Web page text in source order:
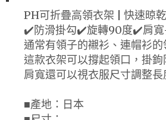
PH可折疊高領衣架 | 快速晾乾
✔️防滑掛勾✔️旋轉90度✔️肩寬
通常有領子的襯衫、連帽衫
這款衣架可以撐起領口，掛
肩寬還可以視衣服尺寸調整長
■產地：日本